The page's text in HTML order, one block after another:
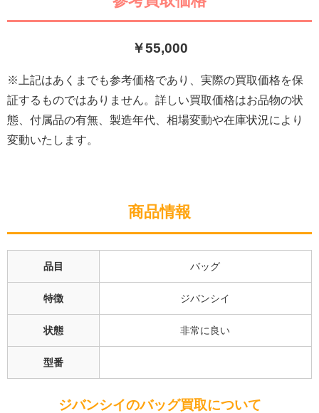
￥55,000
※上記はあくまでも参考価格であり、実際の買取価格を保
証するものではありません。詳しい買取価格はお品物の状
態、付属品の有無、製造年代、相場変動や在庫状況により
変動いたします。
商品情報
品目 バッグ
特徴 ジバンシイ
状態 非常に良い
型番
ジバンシイのバッグ買取について